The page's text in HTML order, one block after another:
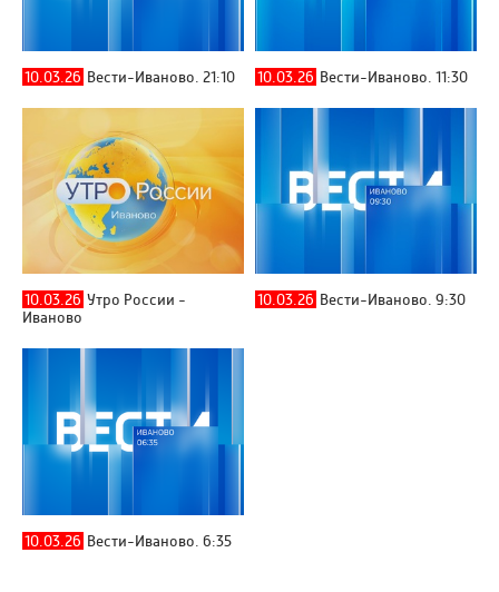
10.03.26 Вести-Иваново. 21:10 10.03.26 Вести-Иваново. 11:30
10.03.26 Утро России -
Иваново
10.03.26 Вести-Иваново. 9:30
10.03.26 Вести-Иваново. 6:35